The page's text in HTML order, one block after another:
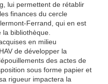
lui permettent de rétablir
finances du cercle
Ferrand, qui en est
bibliothèque.
en milieu
de développer la
des actes de
sous forme papier et
rigueur impactera la